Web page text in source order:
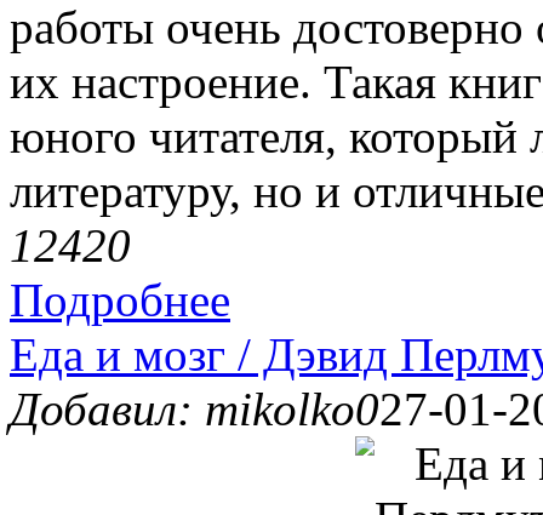
работы очень
их настроение. Такая
юного читателя,
литературу, но и
12420
Подробнее
Еда и мозг / Дэвид
Добавил: mikolko027-01-